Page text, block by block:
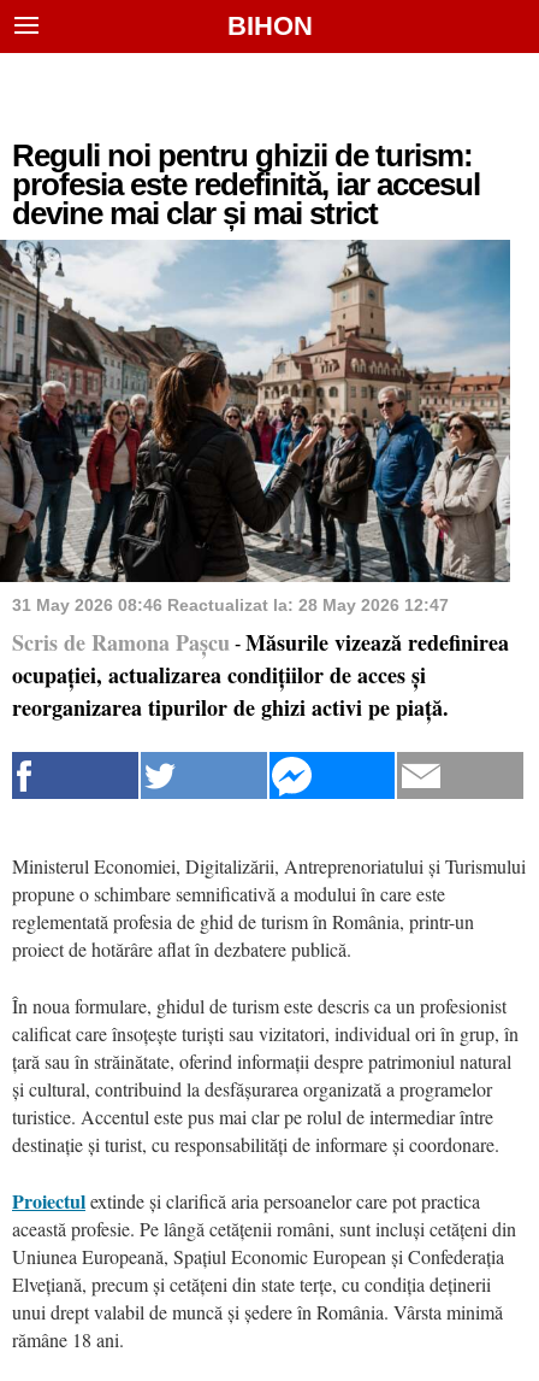
BIHON
Reguli noi pentru ghizii de turism:
profesia este redefinită, iar accesul
devine mai clar și mai strict
31 May 2026 08:46 Reactualizat la: 28 May 2026 12:47
Scris de Ramona Pașcu - Măsurile vizează redefinirea
ocupației, actualizarea condițiilor de acces și
reorganizarea tipurilor de ghizi activi pe piață.
Ministerul Economiei, Digitalizării, Antreprenoriatului și Turismului
propune o schimbare semnificativă a modului în care este
reglementată profesia de ghid de turism în România, printr-un
proiect de hotărâre aflat în dezbatere publică.
În noua formulare, ghidul de turism este descris ca un profesionist
calificat care însoțește turiști sau vizitatori, individual ori în grup, în
țară sau în străinătate, oferind informații despre patrimoniul natural
și cultural, contribuind la desfășurarea organizată a programelor
turistice. Accentul este pus mai clar pe rolul de intermediar între
destinație și turist, cu responsabilități de informare și coordonare.
Proiectulextinde și clarifică aria persoanelor care pot practica
această profesie. Pe lângă cetățenii români, sunt incluși cetățeni din
Uniunea Europeană, Spațiul Economic European și Confederația
Elvețiană, precum și cetățeni din state terțe, cu condiția deținerii
unui drept valabil de muncă și ședere în România. Vârsta minimă
rămâne 18 ani.